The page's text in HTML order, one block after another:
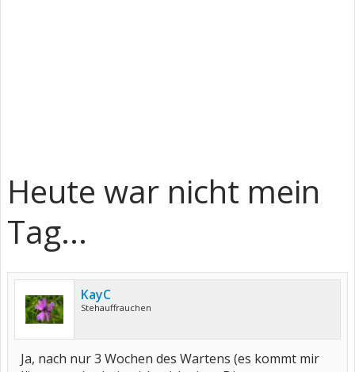
Heute war nicht mein
Tag...
KayC
Stehauffrauchen
Ja, nach nur 3 Wochen des Wartens (es kommt mir